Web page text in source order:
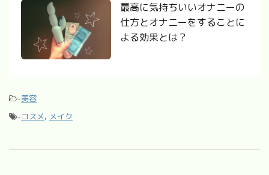
最高に気持ちいいオナニーの
仕方とオナニーをすることに
よる効果とは？
-美容
-コスメ, メイク